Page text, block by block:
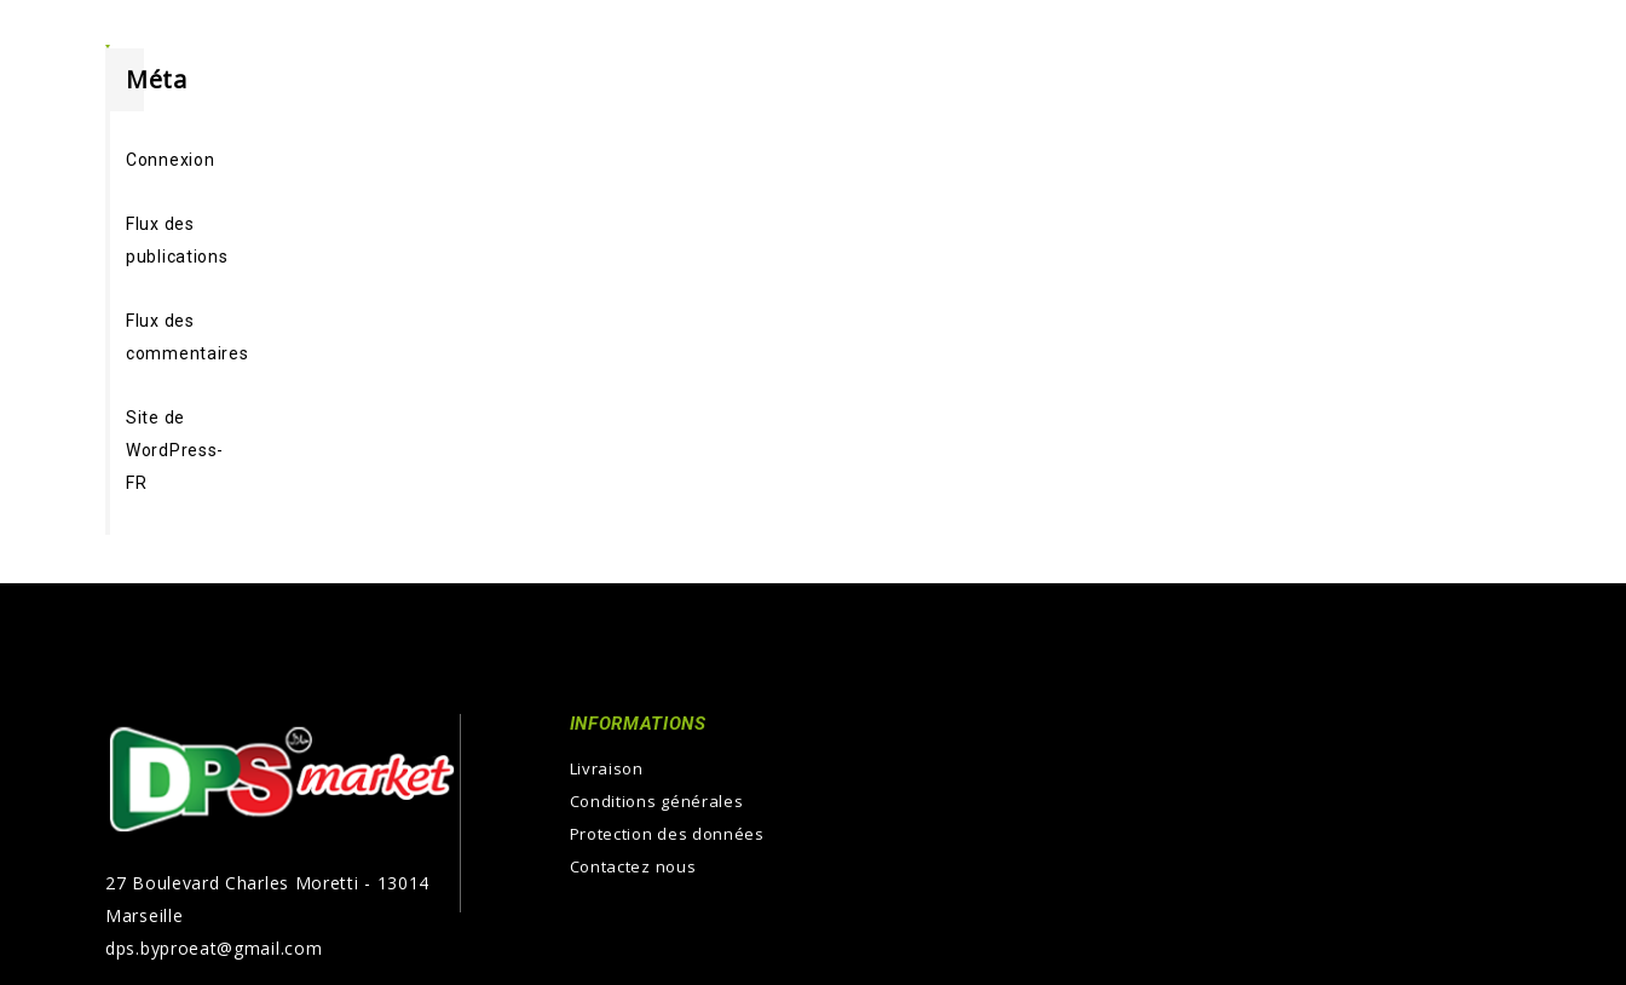
Méta
Connexion
Flux des
publications
Flux des
commentaires
Site de
WordPress-
FR
27 Boulevard Charles Moretti - 13014
Marseille
dps.byproeat@gmail.com
INFORMATIONS
Livraison
Conditions générales
Protection des données
Contactez nous